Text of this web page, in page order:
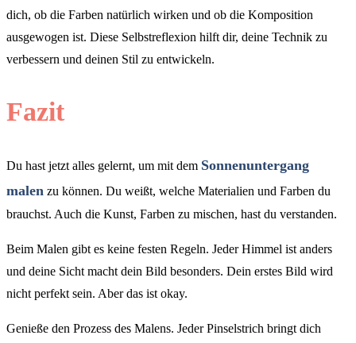
dich, ob die Farben natürlich wirken und ob die Komposition
ausgewogen ist. Diese Selbstreflexion hilft dir, deine Technik zu
verbessern und deinen Stil zu entwickeln.
Fazit
Du hast jetzt alles gelernt, um mit dem Sonnenuntergang
malen zu können. Du weißt, welche Materialien und Farben du
brauchst. Auch die Kunst, Farben zu mischen, hast du verstanden.
Beim Malen gibt es keine festen Regeln. Jeder Himmel ist anders
und deine Sicht macht dein Bild besonders. Dein erstes Bild wird
nicht perfekt sein. Aber das ist okay.
Genieße den Prozess des Malens. Jeder Pinselstrich bringt dich